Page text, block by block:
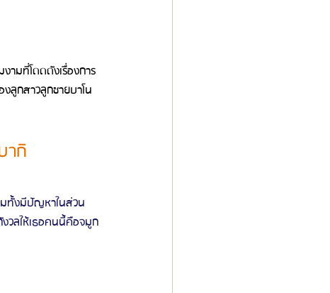
ามที่โดดดังเรื่องการ
ลูกสาวลูกชายบาโน
ากิ
มทั้งมีปัญหาในส่วน
งวลให้เธอคนนี้คือจมูก